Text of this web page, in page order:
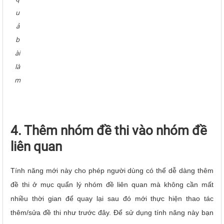
u
ả
b
ài
là
m
4. Thêm nhóm đề thi vào nhóm đề
liên quan
Tính năng mới này cho phép người dùng có thể dễ dàng thêm
đề thi ở mục quẩn lý nhóm đề liên quan mà không cần mất
nhiều thời gian để quay lại sau đó mới thực hiện thao tác
thêm/sửa đề thi như trước đây. Để sử dụng tính năng này bạn